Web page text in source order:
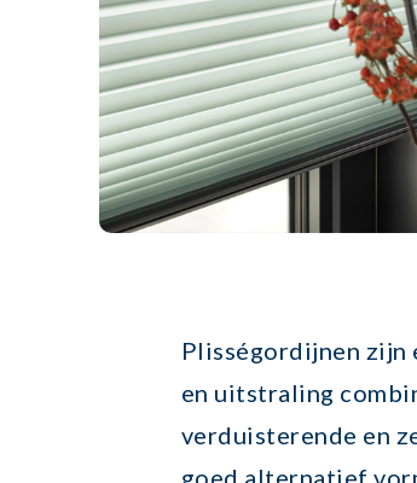
Plisségordijnen zijn
en uitstraling
verduisterende en
goed alternatief